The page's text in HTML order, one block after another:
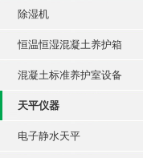
除湿机
恒温恒湿混凝土养护箱
混凝土标准养护室设备
天平仪器
电子静水天平